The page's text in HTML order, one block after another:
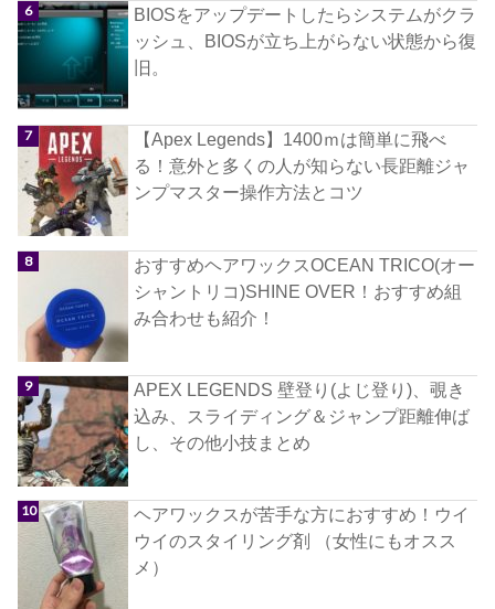
BIOSをアップデートしたらシステムがクラ
ッシュ、BIOSが立ち上がらない状態から復
旧。
【Apex Legends】1400ｍは簡単に飛べ
る！意外と多くの人が知らない長距離ジャ
ンプマスター操作方法とコツ
おすすめヘアワックスOCEAN TRICO(オー
シャントリコ)SHINE OVER！おすすめ組
み合わせも紹介！
APEX LEGENDS 壁登り(よじ登り)、覗き
込み、スライディング＆ジャンプ距離伸ば
し、その他小技まとめ
ヘアワックスが苦手な方におすすめ！ウイ
ウイのスタイリング剤 （女性にもオスス
メ）